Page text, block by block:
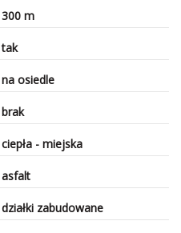
300 m
tak
na osiedle
brak
ciepła - miejska
asfalt
działki zabudowane